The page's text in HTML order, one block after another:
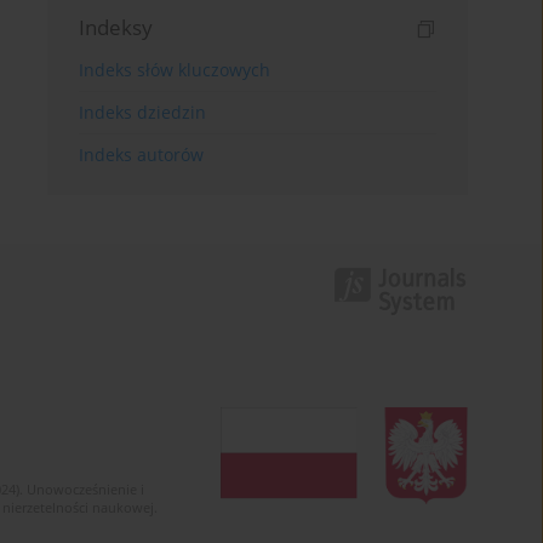
Indeksy
Indeks słów kluczowych
Indeks dziedzin
Indeks autorów